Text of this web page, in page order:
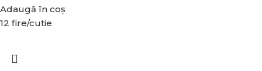
Adaugă în coș
12 fire/cutie